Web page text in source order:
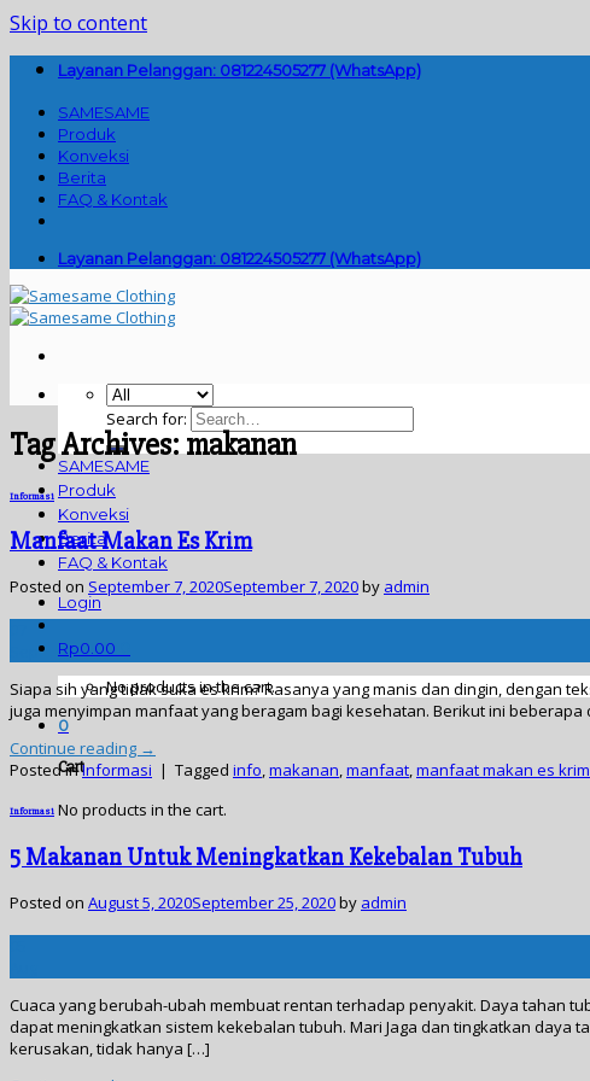
Skip to content
Layanan Pelanggan: 081224505277 (WhatsApp)
SAMESAME
Produk
Konveksi
Berita
FAQ & Kontak
Layanan Pelanggan: 081224505277 (WhatsApp)
Search for:
SAMESAME
Produk
Konveksi
Berita
FAQ & Kontak
Login
Rp0.00
No products in the cart.
0
Cart
No products in the cart.
Tag Archives:makanan
Informasi
Manfaat Makan Es Krim
Posted on September 7, 2020September 7, 2020by admin
Siapa sih yang tidak suka es krim? Rasanya yang manis dan dingin, dengan
juga menyimpan manfaat yang beragam bagi kesehatan. Berikut ini
Continue reading →
Posted inInformasi | Tagged info,makanan,manfaat,manfaat makan es krim
Informasi
5 Makanan Untuk Meningkatkan Kekebalan Tubuh
Posted on August 5, 2020September 25, 2020by admin
Cuaca yang berubah-ubah membuat rentan terhadap penyakit. Daya tahan
dapat meningkatkan sistem kekebalan tubuh. Mari Jaga dan tingkatkan
kerusakan, tidak hanya […]